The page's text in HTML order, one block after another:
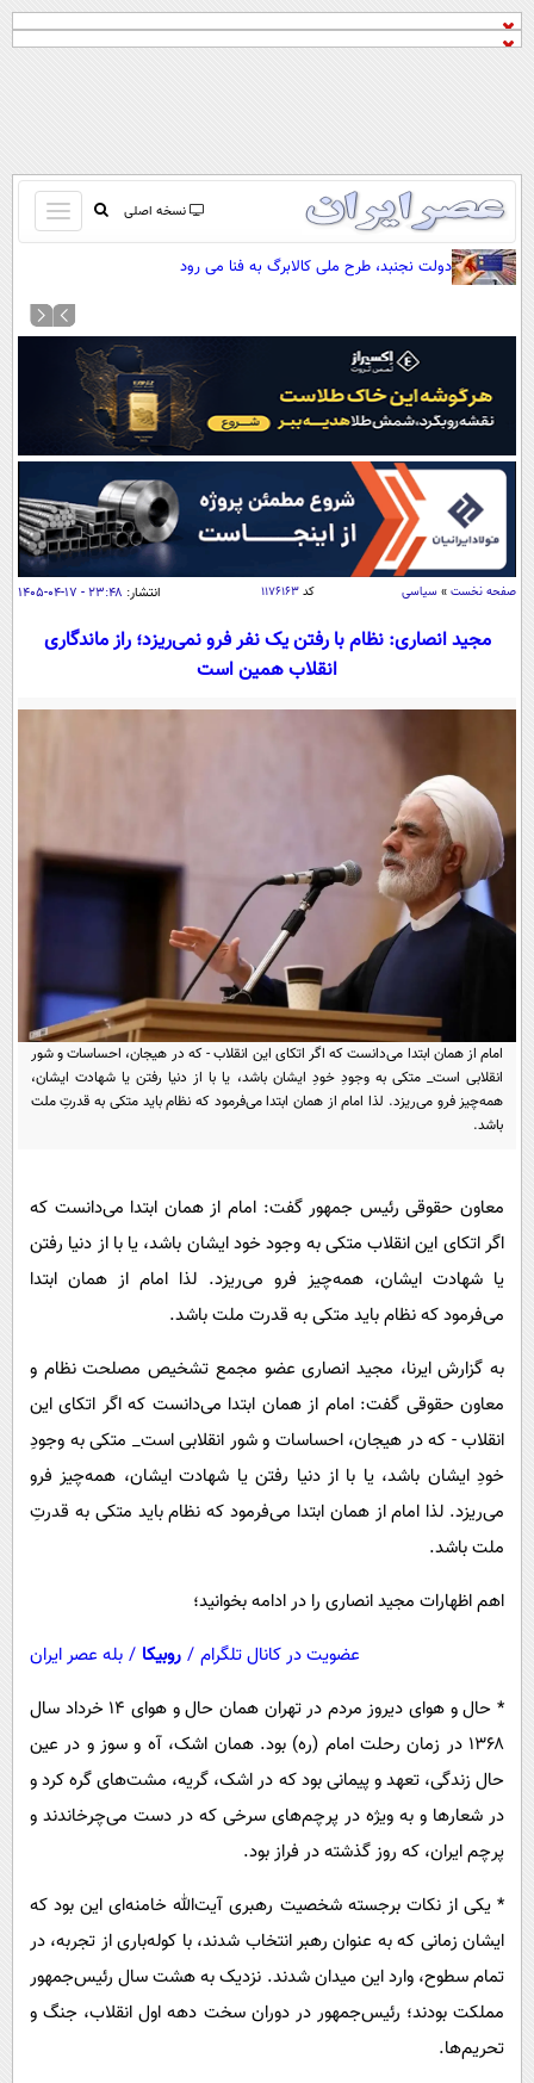
نسخه اصلی
باز
و
کردن
منو
صفحه اول
نظرسنجی
آب و هوا
سواد زندگی
سیاسی
اقتصاد
خودرو
اجتماعی
حوادث
سفر و تفریح
ورزشی
بین الملل
اخبار کریپتو
سرگرمی
باشگاه مغز
مجله تصویری سلاح
اقتصاد
ورزش
سیاست
سرگرمی
حوادث
محیط زیست
اجتماعی
حیات وحش
سیاست خارجی
عصر ایران 2
خواندنی ها و دیدنی ها
داستان کوتاه
پیامک
دانلود
آموزش زبان
دولت نجنبد، طرح ملی کالابرگ به فنا می رود
صفحه نخست » سیاسی کد ۱۱۷۶۱۶۳ انتشار: ۲۳:۴۸ - ۱۷-۰۴-۱۴۰۵
مجید انصاری: نظام با رفتن یک نفر فرو نمی‌ریزد؛ راز ماندگاری
انقلاب همین است
امام از همان ابتدا می‌دانست که اگر اتکای این انقلاب - که در هیجان، احساسات و شور
انقلابی است_ متکی به وجودِ خودِ ایشان باشد، یا با از دنیا رفتن یا شهادت ایشان،
همه‌چیز فرو می‌ریزد. لذا امام از همان ابتدا می‌فرمود که نظام باید متکی به قدرتِ ملت
باشد.
معاون حقوقی رئیس جمهور گفت: امام از همان ابتدا می‌دانست که
اگر اتکای این انقلاب متکی به وجود خود ایشان باشد، یا با از دنیا رفتن
یا شهادت ایشان، همه‌چیز فرو می‌ریزد. لذا امام از همان ابتدا
می‌فرمود که نظام باید متکی به قدرت ملت باشد.
به گزارش ایرنا، مجید انصاری عضو مجمع تشخیص مصلحت نظام و
معاون حقوقی گفت: امام از همان ابتدا می‌دانست که اگر اتکای این
انقلاب - که در هیجان، احساسات و شور انقلابی است_ متکی به وجودِ
خودِ ایشان باشد، یا با از دنیا رفتن یا شهادت ایشان، همه‌چیز فرو
می‌ریزد. لذا امام از همان ابتدا می‌فرمود که نظام باید متکی به قدرتِ
ملت باشد.
اهم اظهارات مجید انصاری را در ادامه بخوانید؛
عضویت در کانال تلگرام / روبیکا / بله عصر ایران
* حال و هوای دیروز مردم در تهران همان حال و هوای ۱۴ خرداد سال
۱۳۶۸ در زمان رحلت امام (ره) بود. همان اشک، آه و سوز و در عین
حال زندگی، تعهد و پیمانی بود که در اشک، گریه، مشت‌های گره کرد و
در شعارها و به ویژه در پرچم‌های سرخی که در دست می‌چرخاندند و
پرچم ایران، که روز گذشته در فراز بود.
* یکی از نکات برجسته شخصیت رهبری آیت‌الله خامنه‌ای این بود که
ایشان زمانی که به عنوان رهبر انتخاب شدند، با کوله‌باری از تجربه، در
تمام سطوح، وارد این میدان شدند. نزدیک به هشت سال رئیس‌جمهور
مملکت بودند؛ رئیس‌جمهور در دوران سخت دهه اول انقلاب، جنگ و
تحریم‌ها.